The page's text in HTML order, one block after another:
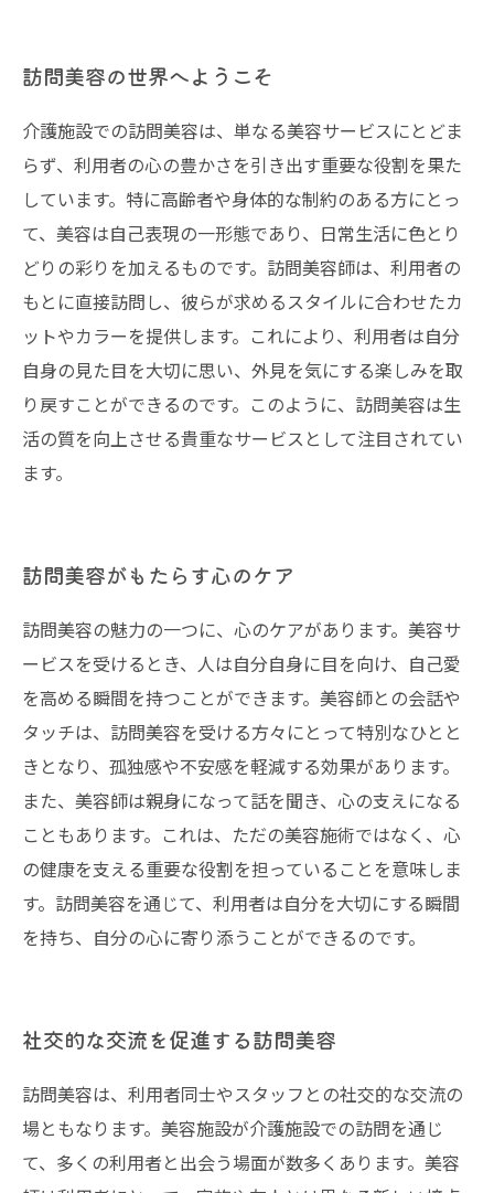
訪問美容の世界へようこそ
介護施設での訪問美容は、単なる美容サービスにとどま
らず、利用者の心の豊かさを引き出す重要な役割を果た
しています。特に高齢者や身体的な制約のある方にとっ
て、美容は自己表現の一形態であり、日常生活に色とり
どりの彩りを加えるものです。訪問美容師は、利用者の
もとに直接訪問し、彼らが求めるスタイルに合わせたカ
ットやカラーを提供します。これにより、利用者は自分
自身の見た目を大切に思い、外見を気にする楽しみを取
り戻すことができるのです。このように、訪問美容は生
活の質を向上させる貴重なサービスとして注目されてい
ます。
訪問美容がもたらす心のケア
訪問美容の魅力の一つに、心のケアがあります。美容サ
ービスを受けるとき、人は自分自身に目を向け、自己愛
を高める瞬間を持つことができます。美容師との会話や
タッチは、訪問美容を受ける方々にとって特別なひとと
きとなり、孤独感や不安感を軽減する効果があります。
また、美容師は親身になって話を聞き、心の支えになる
こともあります。これは、ただの美容施術ではなく、心
の健康を支える重要な役割を担っていることを意味しま
す。訪問美容を通じて、利用者は自分を大切にする瞬間
を持ち、自分の心に寄り添うことができるのです。
社交的な交流を促進する訪問美容
訪問美容は、利用者同士やスタッフとの社交的な交流の
場ともなります。美容施設が介護施設での訪問を通じ
て、多くの利用者と出会う場面が数多くあります。美容